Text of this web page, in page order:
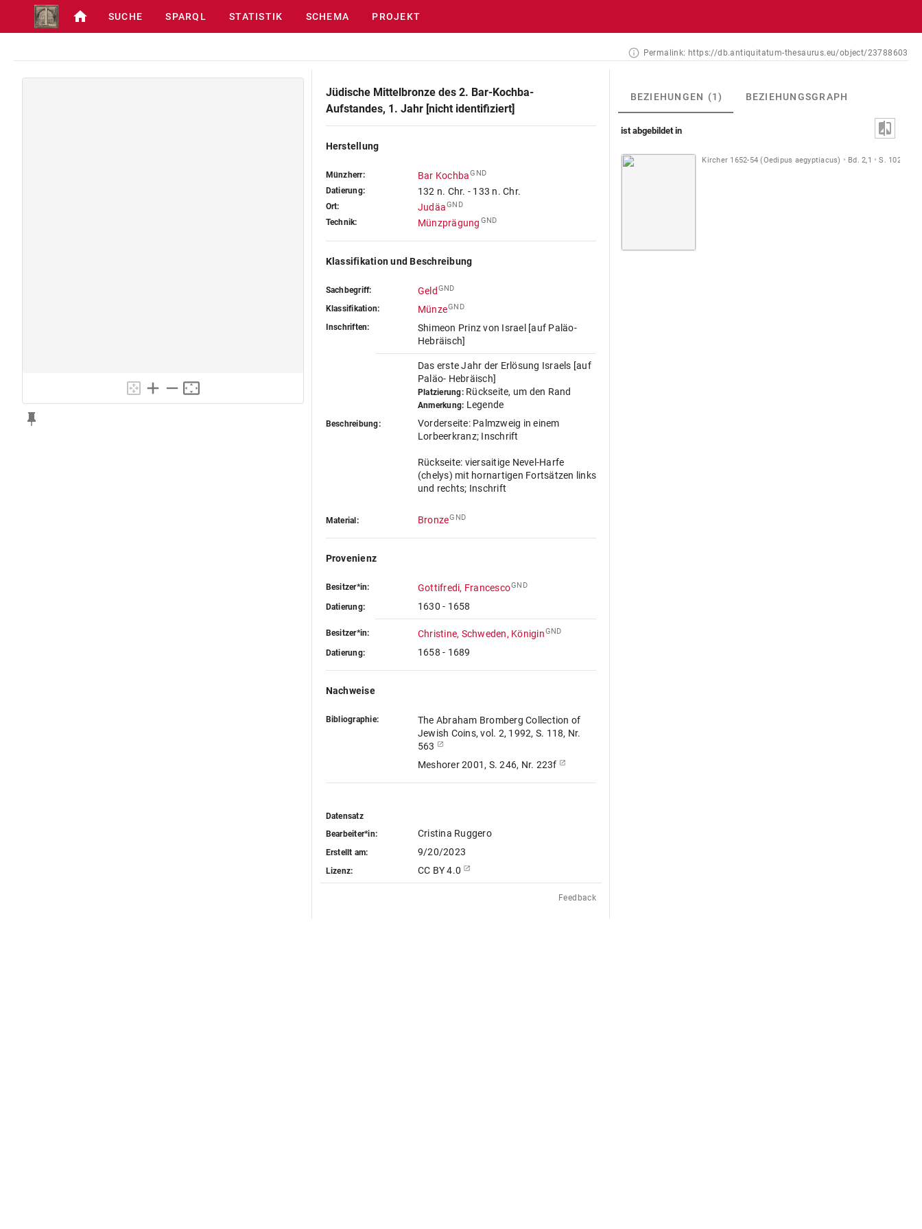
SUCHE SPARQL STATISTIK SCHEMA PROJEKT
Permalink: https://db.antiquitatum-thesaurus.eu/object/23788603
Jüdische Mittelbronze des 2. Bar-Kochba-
Aufstandes, 1. Jahr [nicht identifiziert]
Herstellung
Münzherr: Bar KochbaGND
Datierung: 132 n. Chr. - 133 n. Chr.
Ort: JudäaGND
Technik: Münzprägung GND
Klassifikation und Beschreibung
Sachbegriff: Geld GND
Klassifikation: MünzeGND
Inschriften:
Shimeon Prinz von Israel [auf Paläo-
Hebräisch]
Das erste Jahr der Erlösung Israels [auf
Paläo- Hebräisch]
Platzierung:Rückseite, um den Rand
Anmerkung: Legende
Beschreibung:
Vorderseite: Palmzweig in einem
Lorbeerkranz; Inschrift
Rückseite: viersaitige Nevel-Harfe
(chelys) mit hornartigen Fortsätzen links
und rechts; Inschrift
Material: BronzeGND
Provenienz
Besitzer*in: Gottifredi, FrancescoGND
Datierung: 1630 - 1658
Besitzer*in: Christine, Schweden, KöniginGND
Datierung: 1658 - 1689
Nachweise
Bibliographie:
The Abraham Bromberg Collection of
Jewish Coins, vol. 2, 1992, S. 118, Nr.
563
Meshorer 2001, S. 246, Nr. 223f
Datensatz
Bearbeiter*in:
Cristina Ruggero
Erstellt am: 9/20/2023
Lizenz: CC BY 4.0
Feedback
BEZIEHUNGEN (1) BEZIEHUNGSGRAPH
ist abgebildet in
Kircher 1652-54 (Oedipus aegyptiacus) Bd. 2,1 S. 102